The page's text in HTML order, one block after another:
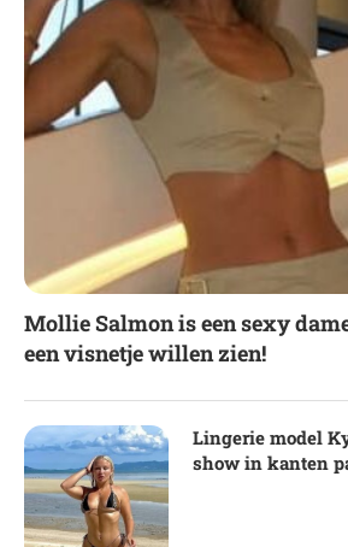
Mollie Salmon is een sexy
een visnetje willen zien!
Lingerie model
show in kanten